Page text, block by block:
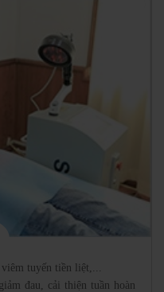
tuyến tiền liệt,...
đau, cải thiện tuần hoàn